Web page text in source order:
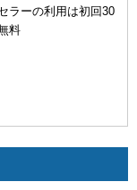
ラーの利用は初回30
料